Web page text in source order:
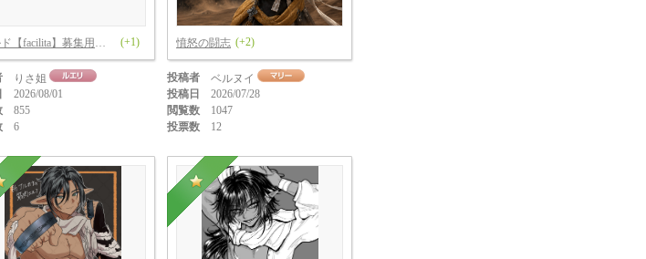
ギルド【facilita】募集用アート (+1)
りさ姐
2026/08/01
855
6
憤怒の闘志 (+2)
投稿者
ベルヌイ
投稿日
2026/07/28
閲覧数
1047
投票数
12